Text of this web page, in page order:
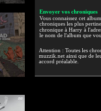
Envoyer vos chroniques
Vous connaissez cet
chroniques les plus
chronique à Harry à
le nom de l'album que
Attention : Toutes les
muzzik.net ainsi que de
accord préalable.